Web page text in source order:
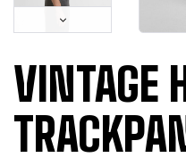
VINTAGE